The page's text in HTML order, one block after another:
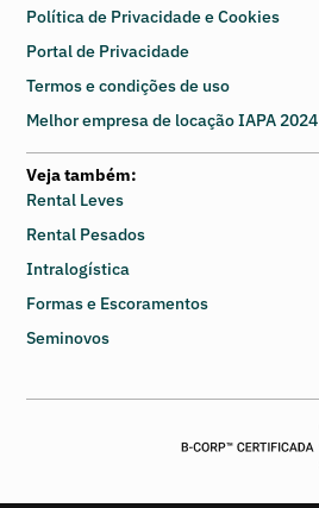
Política de Privacidade e Cookies
Portal de Privacidade
Termos e condições de uso
Melhor empresa de locação IAPA 2024
Veja também:
Rental Leves
Rental Pesados
Intralogística
Formas e Escoramentos
Seminovos